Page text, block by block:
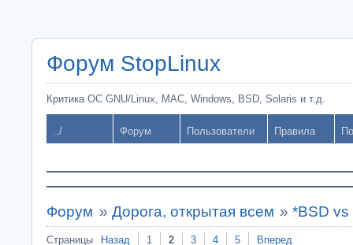
Форум StopLinux
Критика ОС GNU/Linux, MAC, Windows, BSD, Solaris и т.д.
../ Форум Пользователи Правила
Форум » Дорога, открытая всем »*BSD vs
Страницы Назад 1 2 3 4 5 Вперед